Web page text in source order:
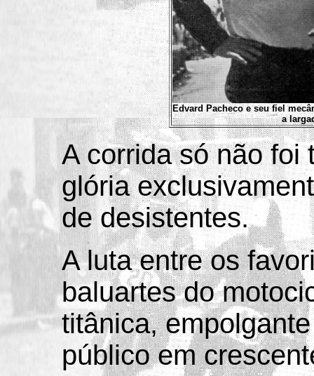
Edvard Pacheco e seu fiel
a
A corrida só não foi
glória
de desistentes.
A luta entre os
baluartes do
titânica,
público em